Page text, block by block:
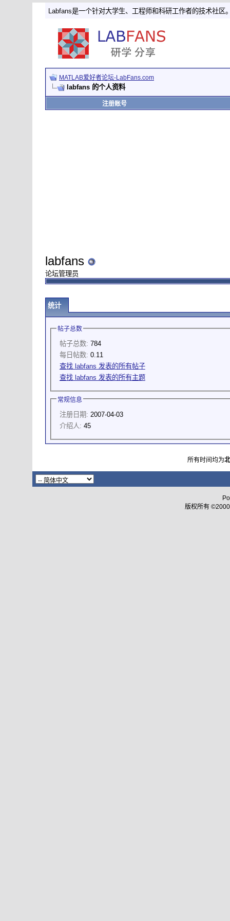
Labfans是一个针对大学生、工程师和科研工作者的技术社区
MATLAB爱好者论坛-LabFans.com
labfans 的个人资料
注册账号
labfans
论坛管理员
统计
帖子总数
帖子总数: 784
每日帖数: 0.11
查找 labfans 发表的所有帖子
查找 labfans 发表的所有主题
常规信息
注册日期: 2007-04-03
介绍人: 45
所有时间均为
版权所有